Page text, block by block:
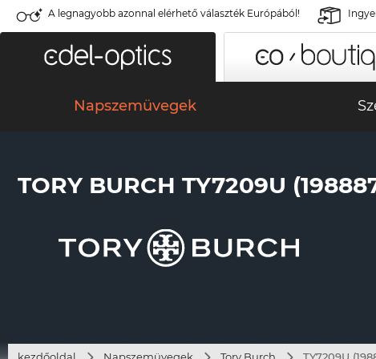
A legnagyobb azonnal elérhető választék Európából!
Napszemüvegek
TORY BURCH TY7209U